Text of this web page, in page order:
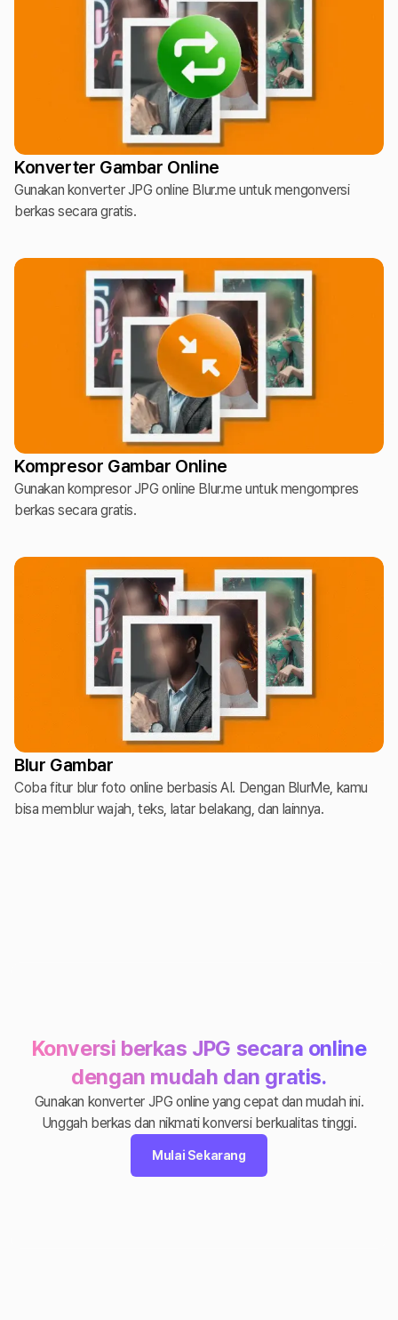
Konverter Gambar Online
Gunakan konverter JPG online Blur.me untuk mengonversi
berkas secara gratis.
Kompresor Gambar Online
Gunakan kompresor JPG online Blur.me untuk mengompres
berkas secara gratis.
Blur Gambar
Coba fitur blur foto online berbasis AI. Dengan BlurMe, kamu
bisa memblur wajah, teks, latar belakang, dan lainnya.
Konversi berkas JPG secara online
dengan mudah dan gratis.
Gunakan konverter JPG online yang cepat dan mudah ini.
Unggah berkas dan nikmati konversi berkualitas tinggi.
Mulai Sekarang